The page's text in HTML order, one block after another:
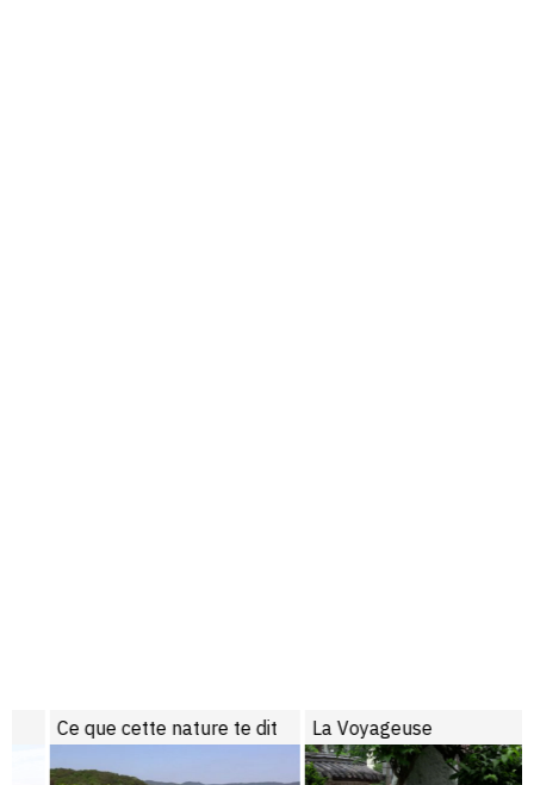
Ce que cette nature te dit La Voyageuse